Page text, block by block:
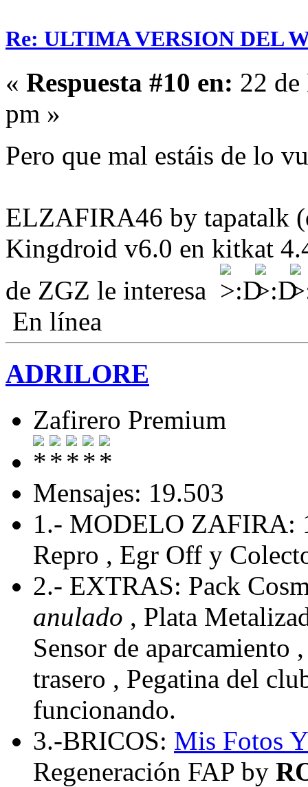
Re: ULTIMA VERSION DEL
« Respuesta #10 en: 22
pm »
Pero que mal estáis de lo
ELZAFIRA46 by tapatalk
Kingdroid v6.0 en kitkat
de ZGZ le interesa
En línea
ADRILORE
Zafirero Premium
Mensajes: 19.503
1.- MODELO ZAFIRA:
Repro , Egr Off y
2.- EXTRAS: Pack
anulado , Plata
Sensor de
trasero , Pegatina del
funcionando.
3.-BRICOS: Mis Fotos
Regeneración FAP by